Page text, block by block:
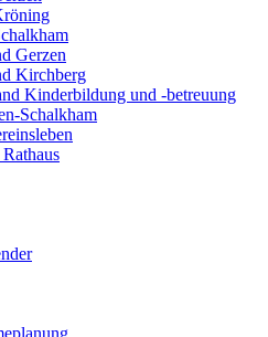
Gerzen
Kirchberg
Kinderbildung und -betreuung
Schalkham